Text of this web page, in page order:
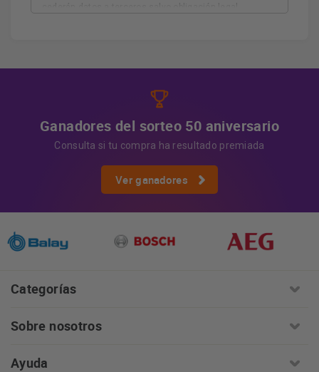
Ganadores del sorteo 50 aniversario
Consulta si tu compra ha resultado premiada
Ver ganadores
Categorías
Sobre nosotros
Ayuda